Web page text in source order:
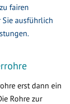
fairen
ausführlich
erst dann ein
Rohre zur